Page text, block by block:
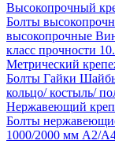
Высокопрочный
Болты
высокопрочные
класс прочности
Метрический
Болты Гайки
кольцо/ костыль/
Нержавеющий
Болты
1000/2000 мм А2/